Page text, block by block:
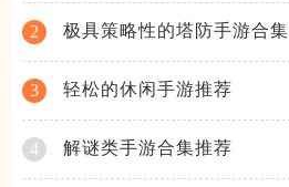
2 极具策略性的塔防手游合集
3 轻松的休闲手游推荐
4 解谜类手游合集推荐